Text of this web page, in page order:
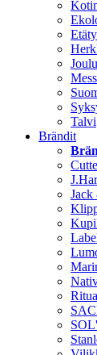
Joulu
Talvi
Brändit
Jack